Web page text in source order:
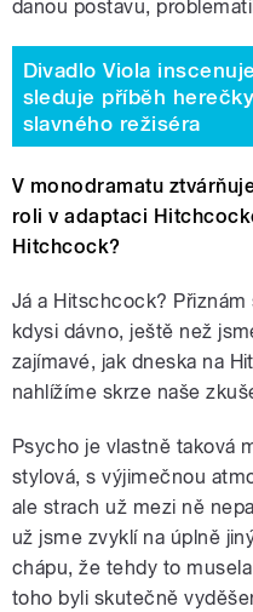
danou postavu,
Divadlo Viola
sleduje příběh
slavného režiséra
V monodramatu
roli v adaptaci
Hitchcock?
Já a Hitschcock?
kdysi dávno, ještě než
zajímavé, jak dneska na
nahlížíme skrze naše
Psycho je vlastně taková
stylová, s výjimečnou
ale strach už mezi ně
už jsme zvyklí na úplně
chápu, že tehdy to
toho byli skutečně